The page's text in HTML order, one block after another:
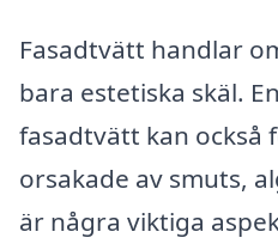
Fasadtvätt handlar
bara estetiska skäl.
fasadtvätt kan också
orsakade av smuts,
är några viktiga